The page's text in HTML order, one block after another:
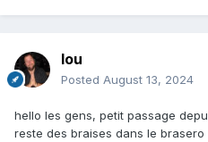
lou
Posted August 13, 2024
hello les gens, petit passage
reste des braises dans le brasero